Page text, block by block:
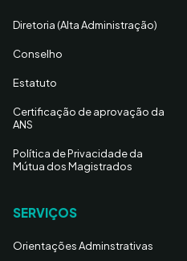
Diretoria (Alta Administração)
Conselho
Estatuto
Certificação de aprovação da
ANS
Política de Privacidade da
Mútua dos Magistrados
SERVIÇOS
Orientações Adminstrativas